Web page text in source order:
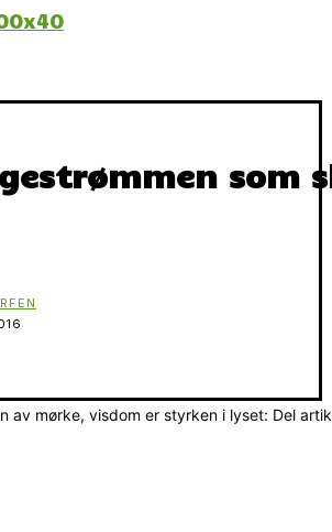
som
av mørke, visdom er styrken i lyset: Del